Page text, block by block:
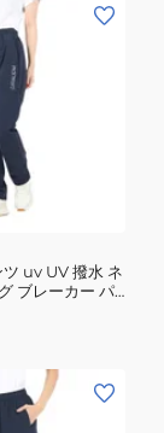
uv UV 撥水 ネ
ブレーカー パ
TR855-GRSD